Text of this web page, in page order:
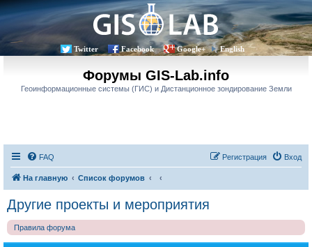
Twitter Facebook Google+ English
Форумы GIS-Lab.info
Геоинформационные системы (ГИС) и Дистанционное зондирование Земли
FAQ Вход
Регистрация
На главную Список форумов
Другие проекты и мероприятия
Правила форума